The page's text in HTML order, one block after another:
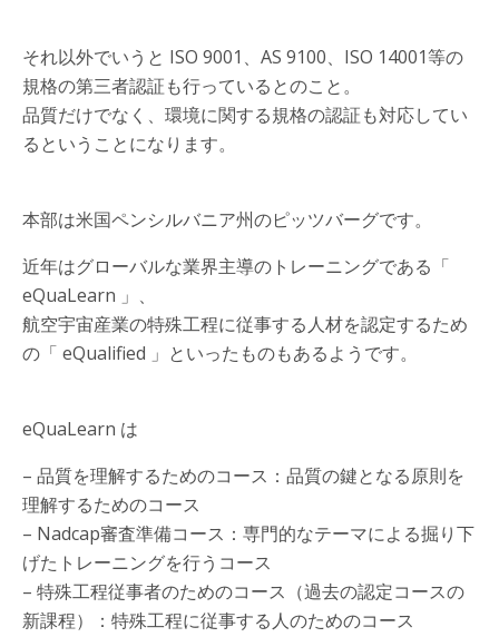
それ以外でいうと ISO 9001、AS 9100、ISO 14001等の
規格の第三者認証も行っているとのこと。
品質だけでなく、環境に関する規格の認証も対応してい
るということになります。
本部は米国ペンシルバニア州のピッツバーグです。
近年はグローバルな業界主導のトレーニングである「
eQuaLearn 」、
航空宇宙産業の特殊工程に従事する人材を認定するため
の「 eQualified 」といったものもあるようです。
eQuaLearn は
– 品質を理解するためのコース：品質の鍵となる原則を
理解するためのコース
– Nadcap審査準備コース：専門的なテーマによる掘り下
げたトレーニングを行うコース
– 特殊工程従事者のためのコース（過去の認定コースの
新課程）：特殊工程に従事する人のためのコース